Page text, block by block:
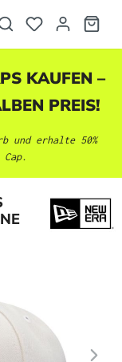
KAUFEN –
PREIS!
und erhalte 50%